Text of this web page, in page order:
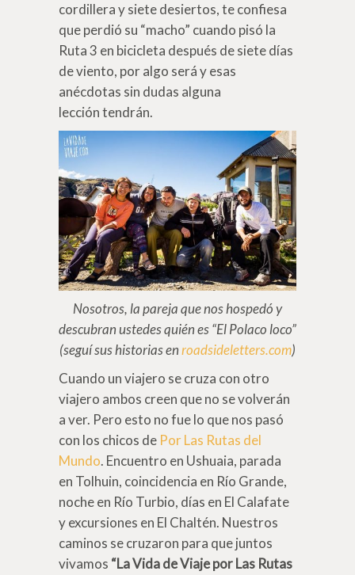
cordillera y siete desiertos, te confiesa
que perdió su “macho” cuando pisó la
Ruta 3 en bicicleta después de siete días
de viento, por algo será y esas
anécdotas sin dudas alguna
lección tendrán.
Nosotros, la pareja que nos hospedó y
descubran ustedes quién es “El Polaco loco”
(seguí sus historias enroadsideletters.com)
Cuando un viajero se cruza con otro
viajero ambos creen que no se volverán
a ver. Pero esto no fue lo que nos pasó
con los chicos de Por Las Rutas del
Mundo. Encuentro en Ushuaia, parada
en Tolhuin, coincidencia en Río Grande,
noche en Río Turbio, días en El Calafate
y excursiones en El Chaltén. Nuestros
caminos se cruzaron para que juntos
vivamos “La Vida de Viaje por Las Rutas